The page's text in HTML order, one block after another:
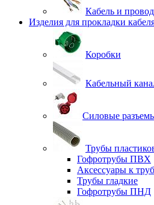
Кабель и
Изделия для прокладки
Коробки
Кабельный
Силовые
Трубы
Гофротрубы ПВХ
Аксессуары к
Трубы гладкие
Гофротрубы ПНД